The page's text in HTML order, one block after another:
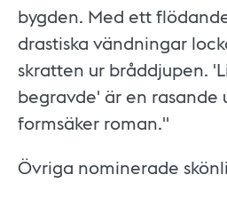
bygden. Med ett
drastiska vändningar
skratten ur bråddjupen.
begravde' är en
formsäker roman."
Övriga nominerade